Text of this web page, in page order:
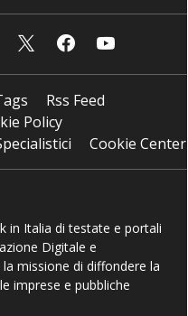
Rss Feed
Policy
Cookie Center
in Italia di testate e portali
Digitale e
missione di diffondere la
imprese e pubbliche